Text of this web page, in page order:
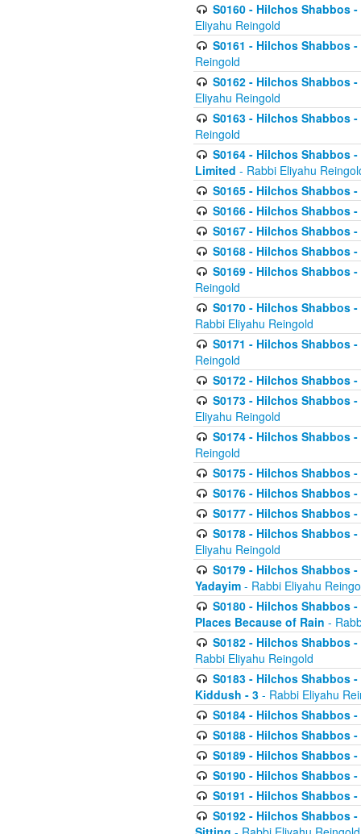
S0160 - Hilchos Shabbos
Eliyahu Reingold
S0161 - Hilchos Shabbos
Reingold
S0162 - Hilchos Shabbos
Eliyahu Reingold
S0163 - Hilchos Shabbos
Reingold
S0164 - Hilchos Shabbos
Limited - Rabbi Eliyahu
S0165 - Hilchos Shabbos
S0166 - Hilchos Shabbos
S0167 - Hilchos Shabbos
S0168 - Hilchos Shabbos
S0169 - Hilchos Shabbos
Reingold
S0170 - Hilchos Shabbos
Rabbi Eliyahu Reingold
S0171 - Hilchos Shabbos
Reingold
S0172 - Hilchos Shabbos
S0173 - Hilchos Shabbos
Eliyahu Reingold
S0174 - Hilchos Shabbos
Reingold
S0175 - Hilchos Shabbos
S0176 - Hilchos Shabbos
S0177 - Hilchos Shabbos
S0178 - Hilchos Shabbos
Eliyahu Reingold
S0179 - Hilchos Shabbos
Yadayim - Rabbi Eliyahu
S0180 - Hilchos Shabbos
Places Because of Rain -
S0182 - Hilchos Shabbos
Rabbi Eliyahu Reingold
S0183 - Hilchos Shabbos
Kiddush - 3 - Rabbi Eliyahu
S0184 - Hilchos Shabbos
S0188 - Hilchos Shabbos
S0189 - Hilchos Shabbos
S0190 - Hilchos Shabbos
S0191 - Hilchos Shabbos
S0192 - Hilchos Shabbos